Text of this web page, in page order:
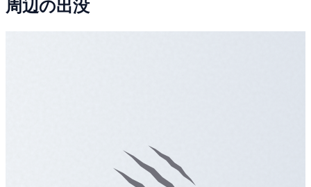
周辺の出没